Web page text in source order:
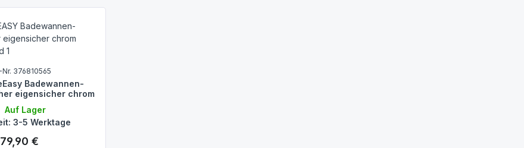
Nr. 376810565
Badewannen-
eigensicher chrom
Auf Lager
3-5 Werktage
Regulärer Preis:
79,90 €